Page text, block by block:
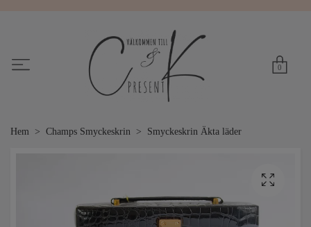
0
Hem Champs Smyckeskrin Smyckeskrin Äkta läder